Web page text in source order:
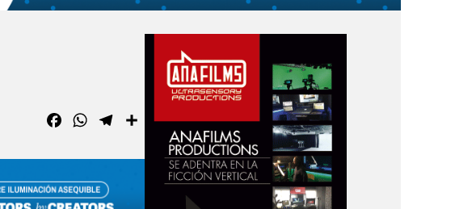
FacebookWhatsAppTelegramCompartir